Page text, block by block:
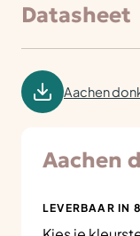
Datasheet
Aachen
Aachen
LEVERBAAR IN